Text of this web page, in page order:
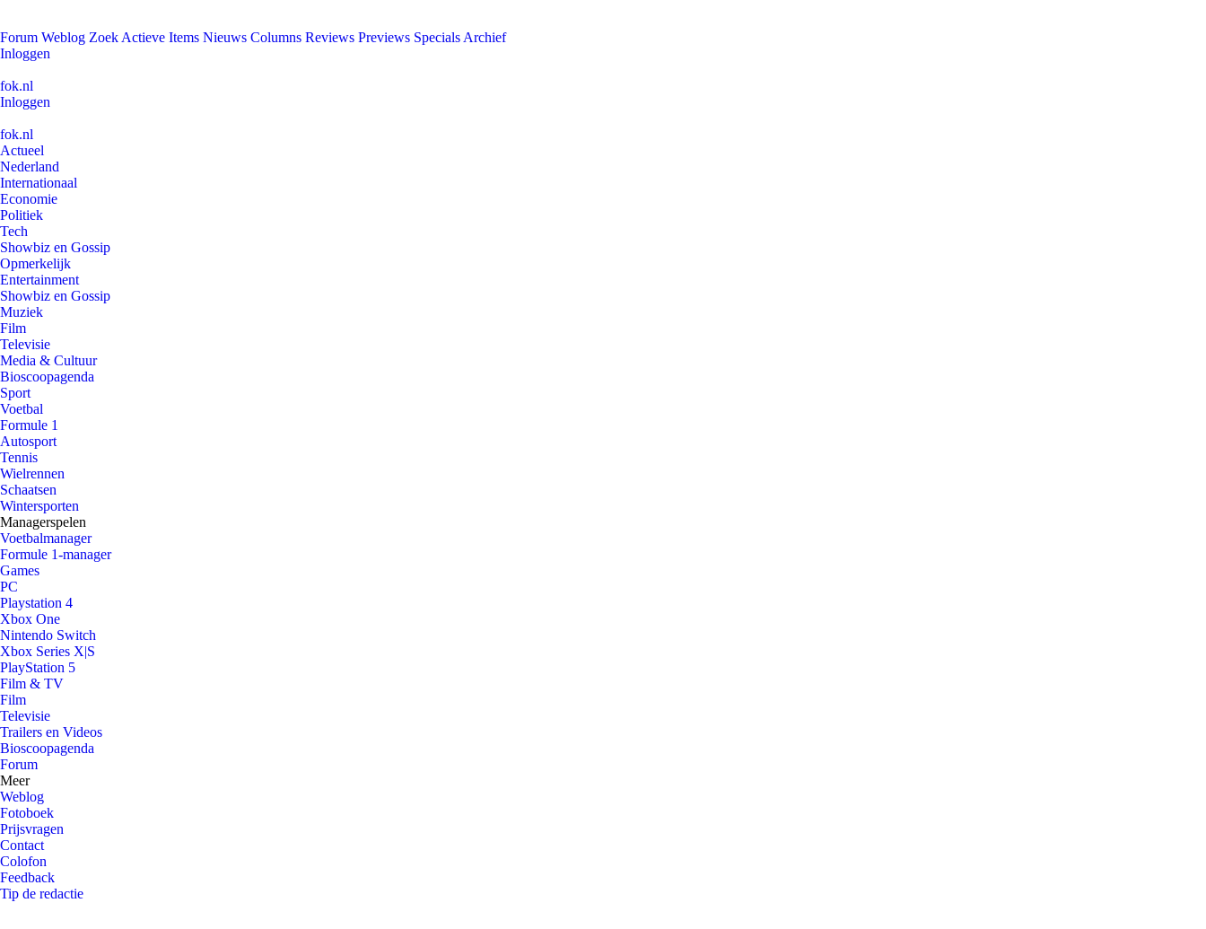
Forum Weblog Zoek Actieve Items Nieuws Columns Reviews Previews Specials Archief
Inloggen
fok.nl
Inloggen
fok.nl
Actueel
Nederland
Internationaal
Economie
Politiek
Tech
Showbiz en Gossip
Opmerkelijk
Entertainment
Showbiz en Gossip
Muziek
Film
Televisie
Media & Cultuur
Bioscoopagenda
Sport
Voetbal
Formule 1
Autosport
Tennis
Wielrennen
Schaatsen
Wintersporten
Managerspelen
Voetbalmanager
Formule 1-manager
Games
PC
Playstation 4
Xbox One
Nintendo Switch
Xbox Series X|S
PlayStation 5
Film & TV
Film
Televisie
Trailers en Videos
Bioscoopagenda
Forum
Meer
Weblog
Fotoboek
Prijsvragen
Contact
Colofon
Feedback
Tip de redactie